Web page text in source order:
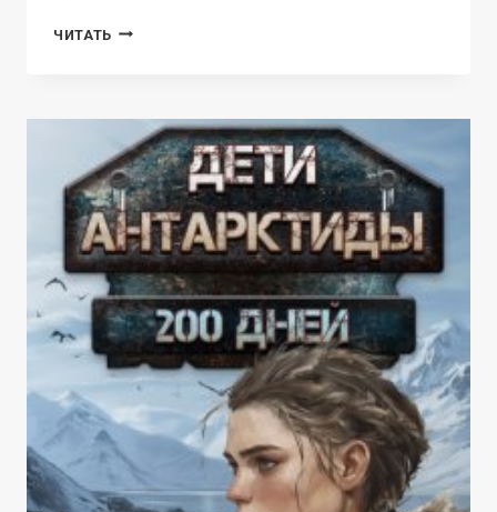
ЧИТАТЬ ДОГОВОРНОЙ